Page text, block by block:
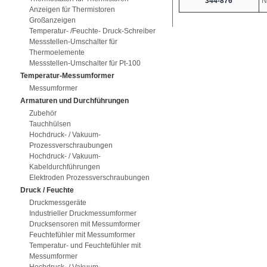
Anzeigen für Thermistoren
Großanzeigen
Temperatur- /Feuchte- Druck-Schreiber
Messstellen-Umschalter für
Thermoelemente
Messstellen-Umschalter für Pt-100
Temperatur-Messumformer
Messumformer
Armaturen und Durchführungen
Zubehör
Tauchhülsen
Hochdruck- / Vakuum-
Prozessverschraubungen
Hochdruck- / Vakuum-
Kabeldurchführungen
Elektroden Prozessverschraubungen
Druck / Feuchte
Druckmessgeräte
Industrieller Druckmessumformer
Drucksensoren mit Messumformer
Feuchtefühler mit Messumformer
Temperatur- und Feuchtefühler mit
Messumformer